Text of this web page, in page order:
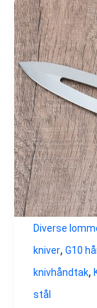
Diverse
kniver, G10
knivhåndtak,
stål